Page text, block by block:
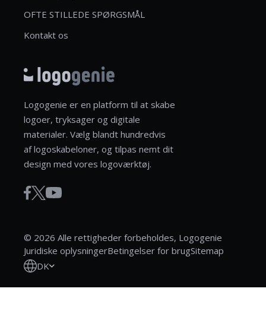
OFTE STILLEDE SPØRGSMÅL
Kontakt os
Logogenie er en platform til at skabe
logoer, tryksager og digitale
materialer. Vælg blandt hundredvis
af logoskabeloner, og tilpas nemt dit
design med vores logoværktøj.
© 2026 Alle rettigheder forbeholdes, Logogenie
Juridiske oplysningerBetingelser for brugSitemap
DK